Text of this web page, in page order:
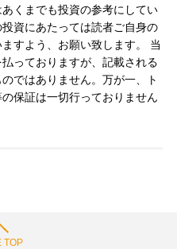
くまでも投資の参考にしてい
資にあたっては読者ご自身の
すよう、お願い致します。 当
っておりますが、記載される
ではありません。万が一、ト
保証は一切行っておりません
TOP